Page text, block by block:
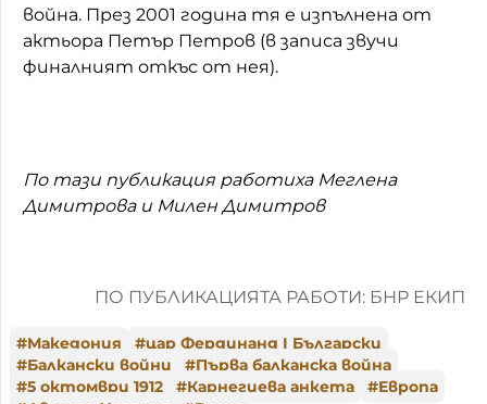
война. През 2001 година тя е изпълнена от
актьора Петър Петров (в записа звучи
финалният откъс от нея).
По тази публикация работиха Меглена
Димитрова и Милен Димитров
ПО ПУБЛИКАЦИЯТА РАБОТИ: БНР ЕКИП
#Македония #цар Фердинанд I Български
#Балкански войни #Първа балканска война
#5 октомври 1912 #Карнегиева анкета #Европа